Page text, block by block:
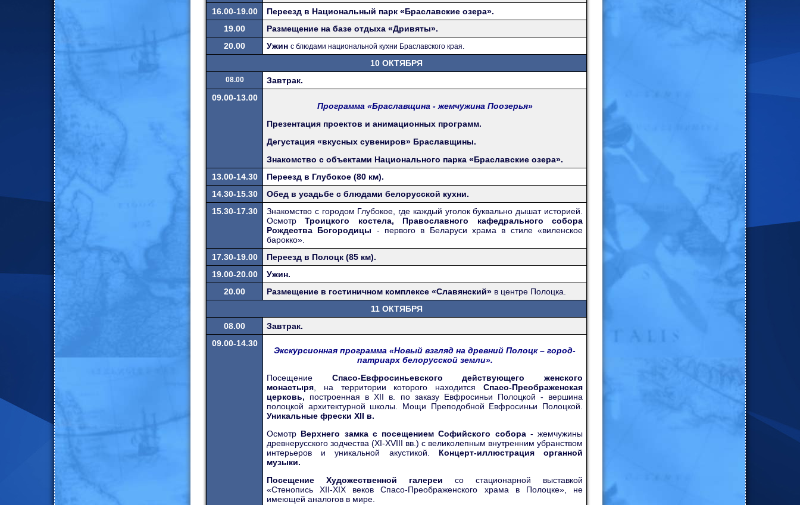
16.00-19.00
Переезд в Национальный парк «Браславские озера».
19.00
Размещение на базе отдыха «Дривяты».
20.00
Ужин с блюдами национальной кухни Браславского края.
10 ОКТЯБРЯ
08.00
Завтрак.
09.00-13.00
Программа «Браславщина - жемчужина Поозерья»
Презентация проектов и анимационных программ.
Дегустация «вкусных сувениров» Браславщины.
Знакомство с объектами Национального парка «Браславские озера».
13.00-14.30
Переезд в Глубокое (80 км).
14.30-15.30
Обед в усадьбе с блюдами белорусской кухни.
15.30-17.30
Знакомство с городом Глубокое, где каждый уголок буквально дышат историей.
ОсмотрТроицкого костела, Православного кафедрального собора
Рождества Богородицы - первого в Беларуси храма в стиле «виленское
барокко».
17.30-19.00
Переезд в Полоцк (85 км).
19.00-20.00
Ужин.
20.00
Размещение в гостиничном комплексе «Славянский» в центре Полоцка.
11 ОКТЯБРЯ
08.00
Завтрак.
09.00-14.30
Экскурсионная программа «Новый взгляд на древний Полоцк – город-
патриарх белорусской земли».
Посещение Спасо-Евфросиньевского действующего женского
монастыря , на территории которого находится Спасо-Преображенская
церковь, построенная в XII в. по заказу Евфросиньи Полоцкой - вершина
полоцкой архитектурной школы. Мощи Преподобной Евфросиньи Полоцкой.
Уникальные фрески XII в.
Осмотр Верхнего замка с посещением Софийского собора - жемчужины
древнерусского зодчества (XI-XVIII вв.) с великолепным внутренним убранством
интерьеров и уникальной акустикой. Концерт-иллюстрация органной
музыки.
Посещение Художественной галереи со стационарной выставкой
«Стенопись XII-XIX веков Спасо-Преображенского храма в Полоцке», не
имеющей аналогов в мире.